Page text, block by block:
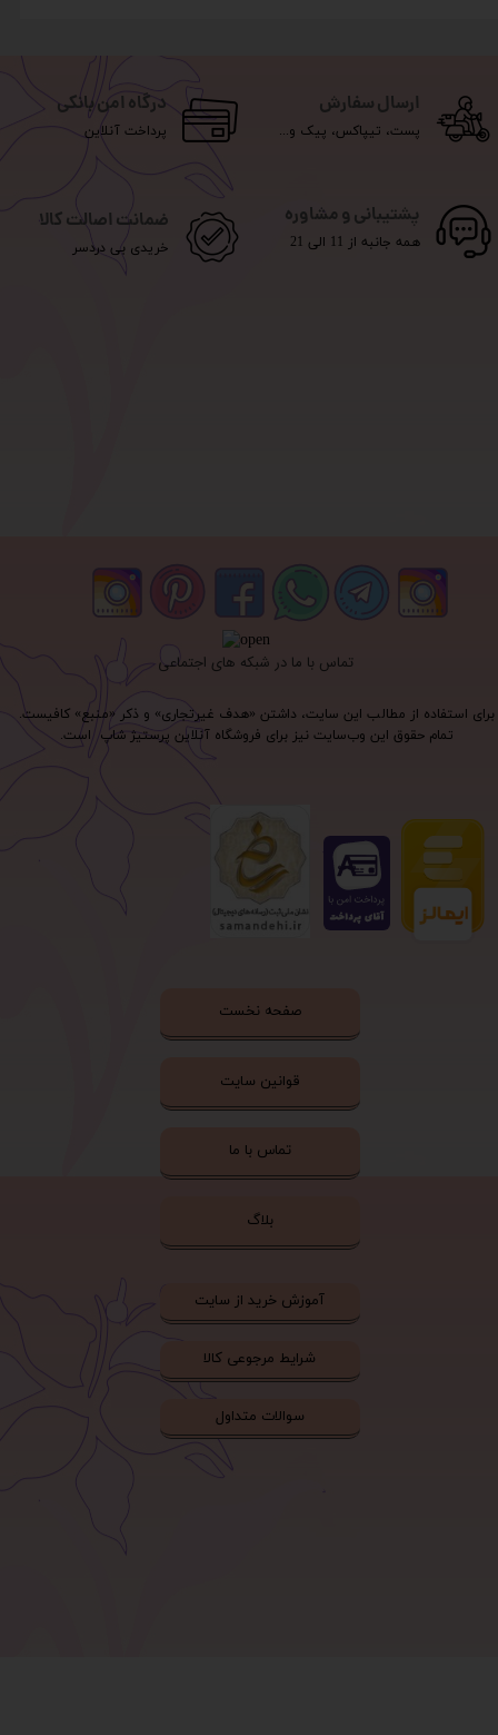
برای استفاده از مطالب این سایت، داشتن «هدف غیرتجاری» و ذکر «منبع» کافیست.
تمام حقوق اين وب‌سايت نیز برای فروشگاه آنلاین پرستیژ شاپ است.
ارسال سفارش
پست، تیپاکس، پیک و...
درگاه امن بانکی
پرداخت آنلاین
پشتیبانی و مشاوره
همه جانبه از 11 الی 21
ضمانت اصالت کالا
خریدی بی دردسر
تماس با ما در شبکه های اجتماعی
صفحه نخست
قوانین سایت
تماس با ما
بلاگ
آموزش خرید از سایت
شرایط مرجوعی کالا
سوالات متداول